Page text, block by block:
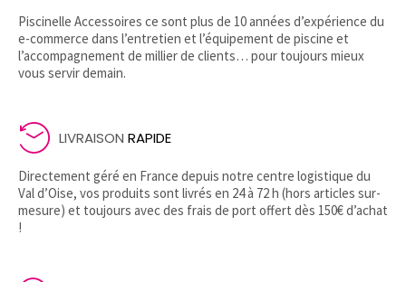
Piscinelle Accessoires ce sont plus de 10 années d’expérience du
e-commerce dans l’entretien et l’équipement de piscine et
l’accompagnement de millier de clients… pour toujours mieux
vous servir demain.
LIVRAISON RAPIDE
Directement géré en France depuis notre centre logistique du
Val d’Oise, vos produits sont livrés en 24 à 72 h (hors articles sur-
mesure) et toujours avec des frais de port offert dès 150€ d’achat
!